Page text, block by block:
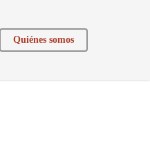
Quiénes somos